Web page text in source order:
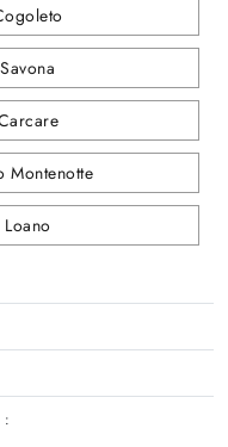
Montenotte
: